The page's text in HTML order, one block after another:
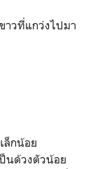
วที่แกว่งไปมา
ล็กน้อย
นด้วงตัวน้อย